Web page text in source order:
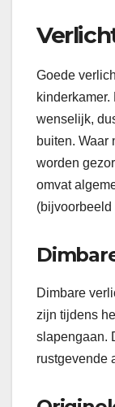
Goede
wenselijk,
buiten. Waar
worden
omvat
(bijvoorbeeld
Dimbare
zijn tijdens
slapengaan.
rustgevende